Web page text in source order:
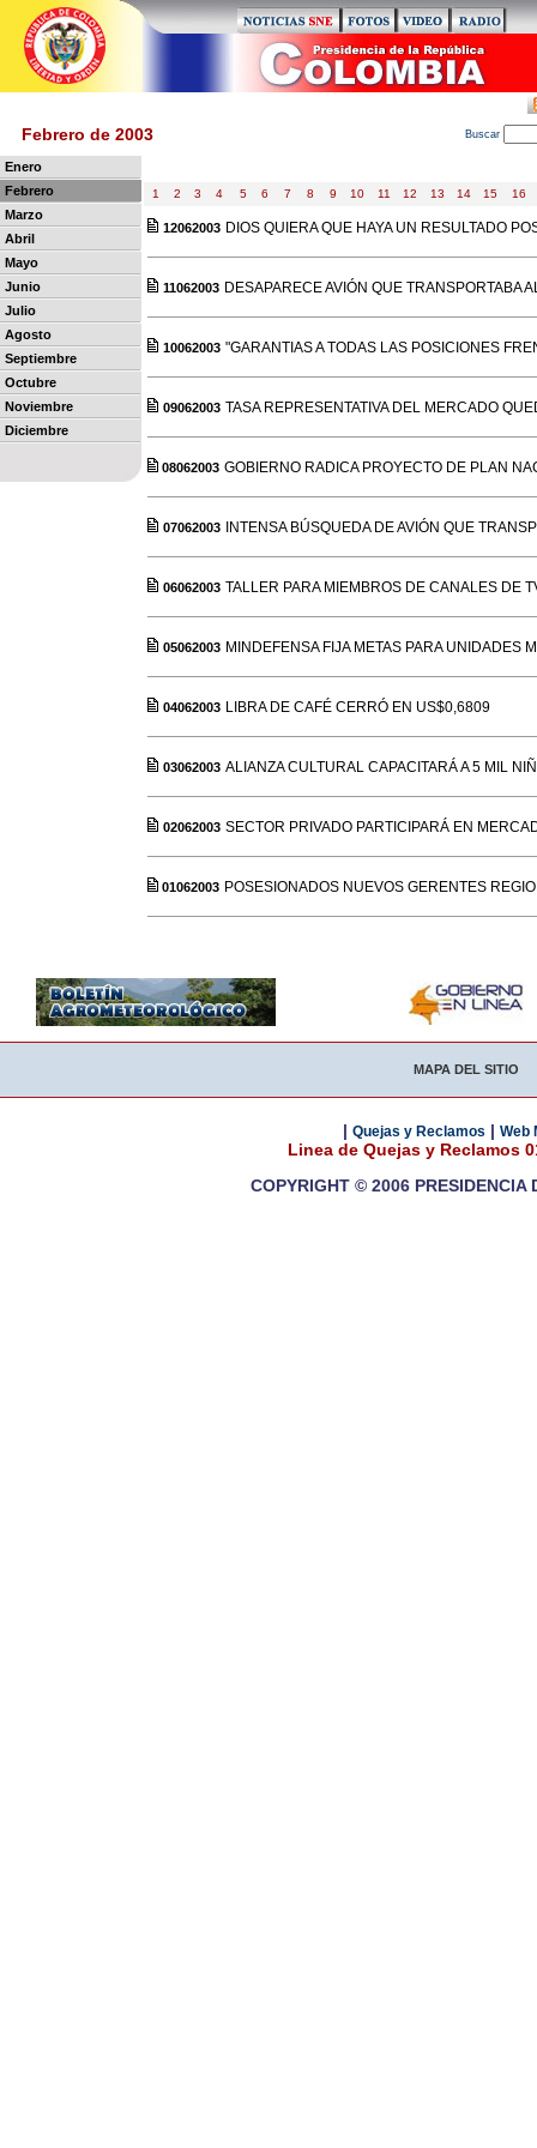
Febrero de 2003 Buscar
Enero
Febrero
Marzo
Abril
Mayo
Junio
Julio
Agosto
Septiembre
Octubre
Noviembre
Diciembre
1 2 3 4 5 6 7 8 9 10 11 12 13 14 15 16
12062003 DIOS QUIERA QUE HAYA UN RESULTADO
11062003 DESAPARECE AVIÓN QUE TRANSPORTABA
10062003 "GARANTIAS A TODAS LAS POSICIONES
09062003 TASA REPRESENTATIVA DEL MERCADO
08062003 GOBIERNO RADICA PROYECTO DE PLAN
07062003 INTENSA BÚSQUEDA DE AVIÓN QUE
06062003 TALLER PARA MIEMBROS DE CANALES DE
05062003 MINDEFENSA FIJA METAS PARA UNIDADES
04062003 LIBRA DE CAFÉ CERRÓ EN US$0,6809
03062003 ALIANZA CULTURAL CAPACITARÁ A 5 MIL
02062003 SECTOR PRIVADO PARTICIPARÁ EN
01062003 POSESIONADOS NUEVOS GERENTES
MAPA DEL SITIO
| Quejas y Reclamos | Web
Linea de Quejas y Reclamos
COPYRIGHT © 2006 PRESIDENCIA